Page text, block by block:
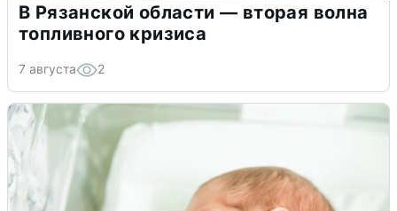
В Рязанской области — вторая волна
топливного кризиса
7 августа 2